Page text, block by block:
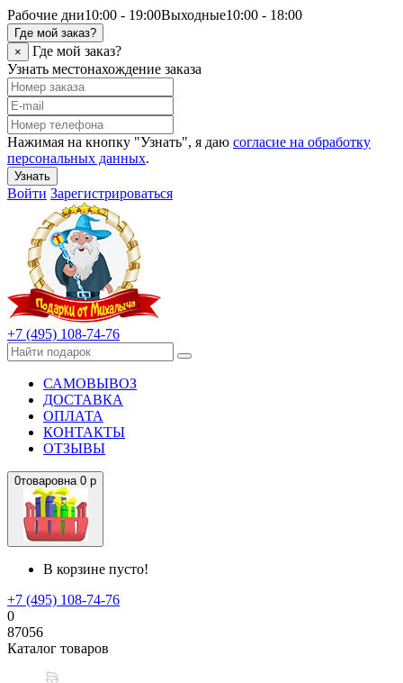
Рабочие дни10:00 - 19:00Выходные10:00 - 18:00
Где мой заказ?
×
Где мой заказ?
Узнать местонахождение заказа
Нажимая на кнопку "Узнать", я даю согласие на обработку
персональных данных.
Узнать
Войти Зарегистрироваться
+7 (495) 108-74-76
САМОВЫВОЗ
ДОСТАВКА
ОПЛАТА
КОНТАКТЫ
ОТЗЫВЫ
0товаровна 0 р
В корзине пусто!
+7 (495) 108-74-76
0
87056
Каталог товаров